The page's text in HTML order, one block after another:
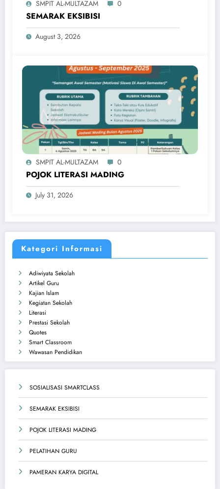
Kategori Informasi
Adiwiyata Sekolah
Artikel Guru
Kajian Islam
Kegiatan Sekolah
Literasi
Prestasi Sekolah
Quotes
Smart Classroom
Wawasan Pendidikan
SMPIT AL-MULTAZAM 0
SEMARAK EKSIBISI
August 3, 2026
SMPIT AL-MULTAZAM 0
POJOK LITERASI MADING
July 31, 2026
SOSIALISASI SMARTCLASS
SEMARAK EKSIBISI
POJOK LITERASI MADING
PELATIHAN GURU
PAMERAN KARYA DIGITAL